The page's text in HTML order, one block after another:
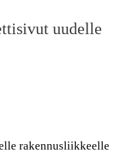
uudelle
rakennusliikkeelle